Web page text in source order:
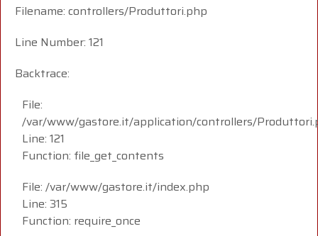
Filename: controllers/Produttori.php
Line Number: 121
Backtrace:
File:
/var/www/gastore.it/application/controllers/
Line: 121
Function: file_get_contents
File: /var/www/gastore.it/index.php
Line: 315
Function: require_once